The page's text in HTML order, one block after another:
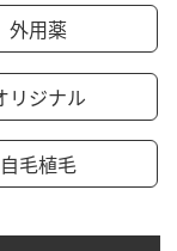
外用薬
リジナル
自毛植毛